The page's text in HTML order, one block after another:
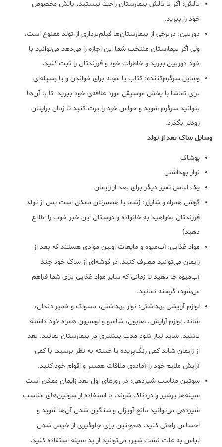
بالش: اگر با بالش بیمارستان راحت نیستید، بالش مخصوص
خود را ببرید.
دوربین: دربرخی از بیمارستان‌ها فیلم‌برداری از تولد ممنوع است،
ولی اگر بیمارستان منتخب شما این اجازه را می‌دهد می‌توانید با
خود دوربین ببرید و خاطرات خود و فرزندتان را ثبت کنید.
وسایل سرگرم‌کننده: کتاب یا مجله برای خواندن و یا وسیله‌ای
برای تماشا یا پخش موسیقی مورد علاقه‌ی خود ببرید، تا با آن‌ها
بتوانید سرگرم شوید و حواس خود را پرت کنید تا زمان برایتان
زودتر بگذرد.
وسایل ساک بعد از تولد
پوشاک
نوار بهداشتی
یک لباس تمیز دیگر برای بعد از زایمان
گوشی همراه و شارژر: (شما یا همسرتان ممکن است پس از تولد
فرزندتان بخواهید به خانواده و دوستان این خبر خوب را اطلاع
دهید)
مواد غذایی: آب‌میوه و مایعات اولین موادی هستند که بعد از
زایمان می‌توانید مصرف کنید. در گوشه‌ای از ساک خود چند
آب‌میوه جا دهید تا زمانی که سایر مواد غذایی برای شما فراهم
می‌شود، گرسنه نمانید.
لوازم آرایشی بهداشتی: نوار بهداشتی، مسواک و خمیر دندان،
شانه، لوازم آرایش، صابون، شامپو و لوسیون همراه خود داشته
باشید. شاید نیاز شود مدت بیشتری در بیمارستان بمانید. بعد
از زایمان شاید کمی رنگ‌پریده یا خسته به نظر برسید. با کمی
آرایش ملایم خود را آماده‌ی ملاقات همسر و اقوام خود کنید.
سوتین مناسب شیردهی: در روزهای اول بعد زایمان ممکن است
سینه‌ها پرشیر و دردناک شوند. با استفاده از سوتین‌های مناسب
شیردهی می‌توانید مانع آویزان و سنگین شدن آن‌ها شوید و
احساس راحتی کنید. هم‌چنین برای جلوگیری از خیس شدن
لباس به علت نشت شیر، می‌توانید از پد سینه استفاده کنید.